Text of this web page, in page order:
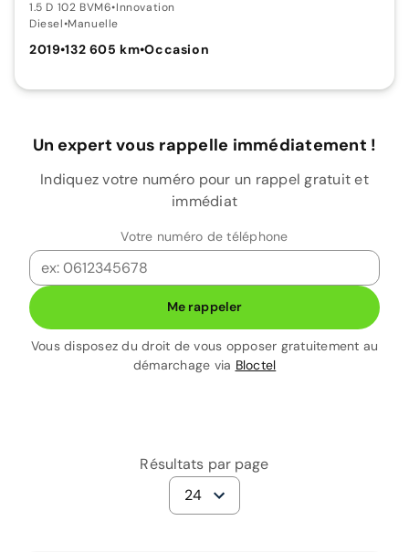
1.5 D 102 BVM6•Innovation
Diesel•Manuelle
2019•132 605 km•Occasion
Un expert vous rappelle immédiatement !
Indiquez votre numéro pour un rappel gratuit et
immédiat
Votre numéro de téléphone
Me rappeler
Vous disposez du droit de vous opposer gratuitement au
démarchage via Bloctel
Résultats par page
24